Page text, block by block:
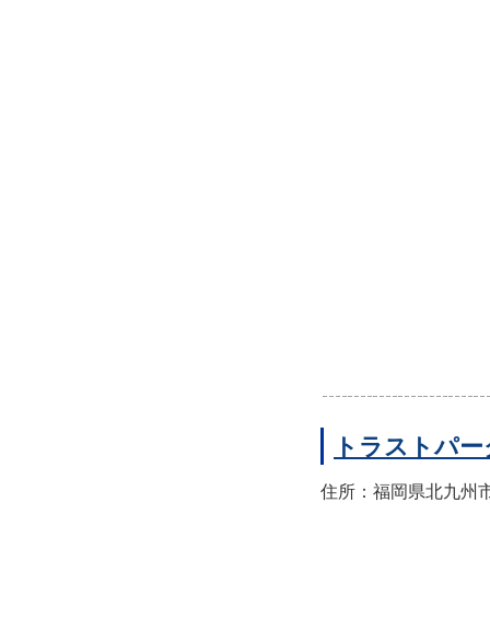
トラストパ
住所：福岡県北九州